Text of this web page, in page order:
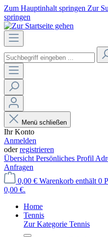
Zum Hauptinhalt springen Zur
springen
Menü schließen
Ihr Konto
Anmelden
oderregistrieren
Übersicht Persönliches Profil
Anfragen
0,00 € Warenkorb enthält 0
0,00 €.
Home
Tennis
Zur Kategorie Tennis